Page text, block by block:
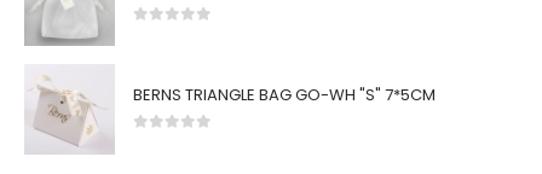
BERNS TRIANGLE BAG GO-WH "S" 7*5CM